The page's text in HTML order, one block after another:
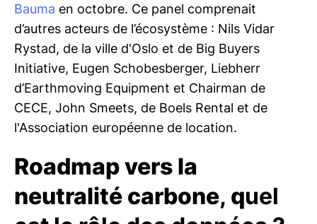
Bauma en octobre. Ce panel comprenait
d’autres acteurs de l’écosystème : Nils Vidar
Rystad, de la ville d'Oslo et de Big Buyers
Initiative, Eugen Schobesberger, Liebherr
d’Earthmoving Equipment et Chairman de
CECE, John Smeets, de Boels Rental et de
l'Association européenne de location.
Roadmap vers la
neutralité carbone, quel